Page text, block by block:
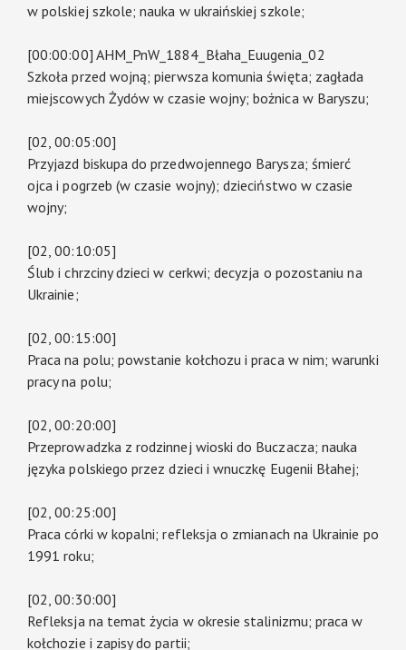
w polskiej szkole; nauka w ukraińskiej szkole;
[00:00:00] AHM_PnW_1884_Błaha_Euugenia_02
Szkoła przed wojną; pierwsza komunia święta; zagłada
miejscowych Żydów w czasie wojny; bożnica w Baryszu;
[02, 00:05:00]
Przyjazd biskupa do przedwojennego Barysza; śmierć
ojca i pogrzeb (w czasie wojny); dzieciństwo w czasie
wojny;
[02, 00:10:05]
Ślub i chrzciny dzieci w cerkwi; decyzja o pozostaniu na
Ukrainie;
[02, 00:15:00]
Praca na polu; powstanie kołchozu i praca w nim; warunki
pracy na polu;
[02, 00:20:00]
Przeprowadzka z rodzinnej wioski do Buczacza; nauka
języka polskiego przez dzieci i wnuczkę Eugenii Błahej;
[02, 00:25:00]
Praca córki w kopalni; refleksja o zmianach na Ukrainie po
1991 roku;
[02, 00:30:00]
Refleksja na temat życia w okresie stalinizmu; praca w
kołchozie i zapisy do partii;